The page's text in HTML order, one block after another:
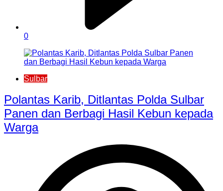
0
Sulbar
Polantas Karib, Ditlantas Polda Sulbar
Panen dan Berbagi Hasil Kebun kepada
Warga